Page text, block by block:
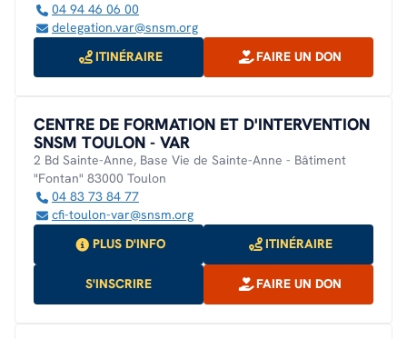
04 94 46 06 00
delegation.var@snsm.org
ITINÉRAIRE
FAIRE UN DON
CENTRE DE FORMATION ET D'INTERVENTION
SNSM TOULON - VAR
2 Bd Sainte-Anne, Base Vie de Sainte-Anne - Bâtiment
"Fontan" 83000 Toulon
04 83 73 84 77
cfi-toulon-var@snsm.org
PLUS D'INFO
ITINÉRAIRE
S'INSCRIRE FAIRE UN DON